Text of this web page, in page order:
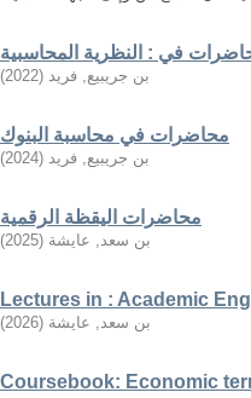
في : النظرية المحاسبية
بن جريبيع, فريد (
2022
)
محاضرات في محاسبة البنوك
بن جريبيع, فريد (
2024
)
محاضرات اليقظة الرقمية
بن سعد, عايشة (
2025
)
Lectures in : Academic
بن سعد, عايشة (
2026
)
Coursebook: Economic